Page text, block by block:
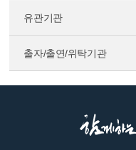
유관기관
출자/출연/위탁기관